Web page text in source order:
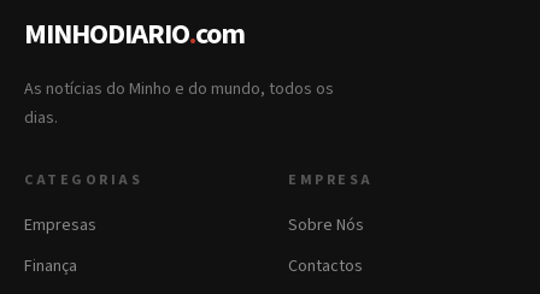
MINHODIARIO.com
As notícias do Minho e do mundo, todos os
dias.
CATEGORIAS
Empresas
Finança
EMPRESA
Sobre Nós
Contactos